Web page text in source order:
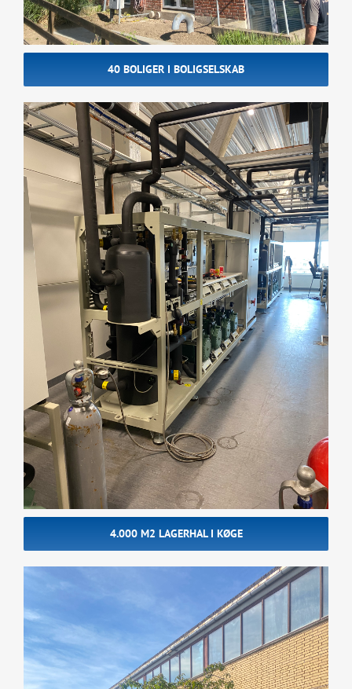
40 BOLIGER I BOLIGSELSKAB
4.000 M2 LAGERHAL I KØGE